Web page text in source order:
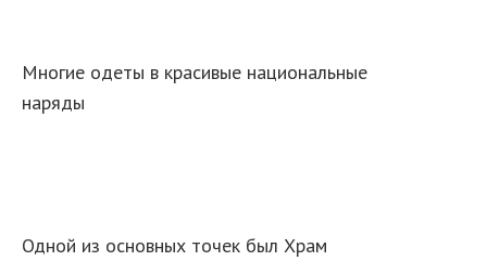
Многие одеты в красивые национальные
наряды
Одной из основных точек был Храм